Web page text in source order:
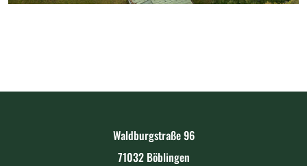
Waldburgstraße 96
71032 Böblingen